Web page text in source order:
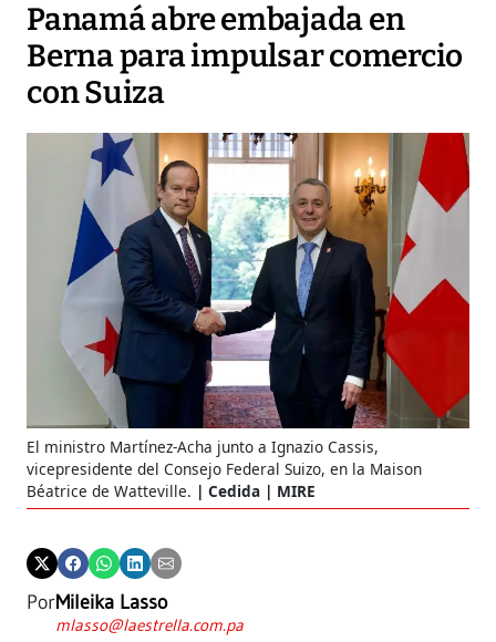
Panamá abre embajada en
Berna para impulsar comercio
con Suiza
El ministro Martínez-Acha junto a Ignazio Cassis,
vicepresidente del Consejo Federal Suizo, en la Maison
Béatrice de Watteville.
Cedida | MIRE
PorMileika Lasso
mlasso@laestrella.com.pa